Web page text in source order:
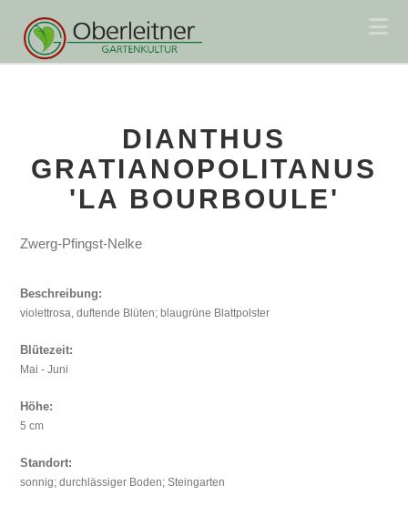
DIANTHUS
GRATIANOPOLITANUS
'LA BOURBOULE'
Zwerg-Pfingst-Nelke
Beschreibung:
violettrosa, duftende Blüten; blaugrüne Blattpolster
Blütezeit:
Mai - Juni
Höhe:
5 cm
Standort:
sonnig; durchlässiger Boden; Steingarten